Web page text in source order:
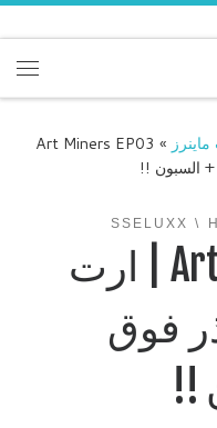
Skip to content
»
Art Miners EP03
SSELUXX
Art Miners EP03 S5 | ارت
فوق
!!